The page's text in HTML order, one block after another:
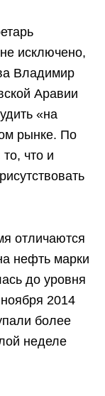
исключено,
Владимир
Аравии
«на
рынке. По
что и
отличаются
нефть марки
до уровня
2014
более
неделе